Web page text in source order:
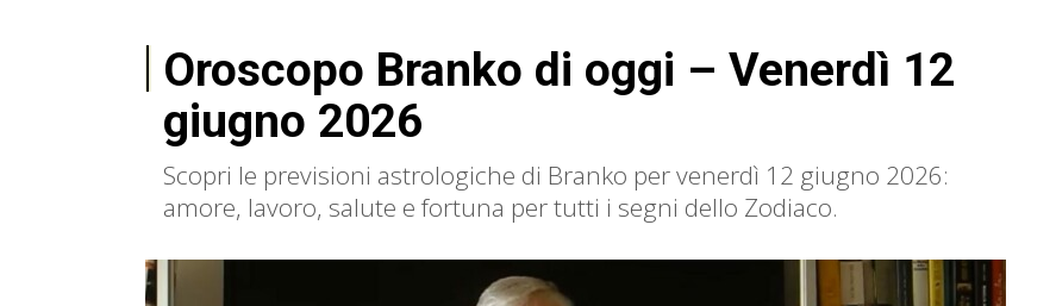
Oroscopo Branko di oggi – Venerdì 12
giugno 2026
Scopri le previsioni astrologiche di Branko per venerdì 12 giugno 2026:
amore, lavoro, salute e fortuna per tutti i segni dello Zodiaco.